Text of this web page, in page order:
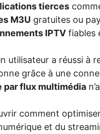
tierces
M3U gratuites ou
IPTV fiables
utilisateur a réussi à
grâce à une
par flux multimédia
comment
et du